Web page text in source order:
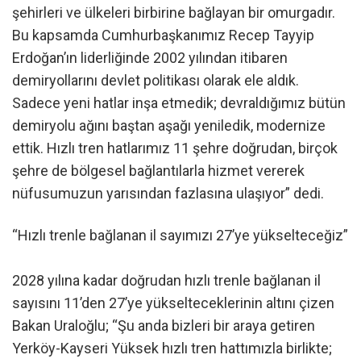
şehirleri ve ülkeleri birbirine bağlayan bir omurgadır.
Bu kapsamda Cumhurbaşkanımız Recep Tayyip
Erdoğan’ın liderliğinde 2002 yılından itibaren
demiryollarını devlet politikası olarak ele aldık.
Sadece yeni hatlar inşa etmedik; devraldığımız bütün
demiryolu ağını baştan aşağı yeniledik, modernize
ettik. Hızlı tren hatlarımız 11 şehre doğrudan, birçok
şehre de bölgesel bağlantılarla hizmet vererek
nüfusumuzun yarısından fazlasına ulaşıyor” dedi.
“Hızlı trenle bağlanan il sayımızı 27’ye yükselteceğiz”
2028 yılına kadar doğrudan hızlı trenle bağlanan il
sayısını 11’den 27’ye yükselteceklerinin altını çizen
Bakan Uraloğlu; “Şu anda bizleri bir araya getiren
Yerköy-Kayseri Yüksek hızlı tren hattımızla birlikte;